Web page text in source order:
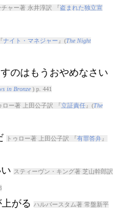
ャー著 永井淳訳 『盗まれた独立宣
ナイト・マネジャー 』(The Night
のはもうおやめなさい
in Bronze) p. 441
ロー著 上田公子訳 『立証責任』(The
トゥロー著 上田公子訳 『有罪答弁』
スティーヴン・キング著 芝山幹郎訳
がる ハルバースタム著 常盤新平